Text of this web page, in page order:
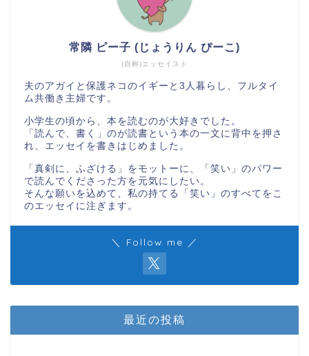
(自称)エッセイスト
常隣 ピー子 (じょうりん ぴーこ)
夫のアガイと保護ネコのイギーと3人暮らし、フルタイ
ム共働き主婦です。
小学生の頃から、本を読むのが大好きでした。
「読んで、書く」のが読書という本の一文に背中を押さ
れ、エッセイを書きはじめました。
「真剣に、ふざける」をモットーに、「笑い」のパワー
で読んでくださった方を元気にしたい。
そんな願いを込めて、私の持てる「笑い」のすべてをこ
のエッセイに注ぎます。
＼ Follow me ／
最近の投稿